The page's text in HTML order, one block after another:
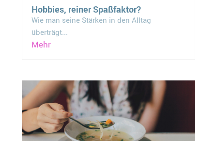
Hobbies, reiner Spaßfaktor?
Wie man seine Stärken in den Alltag
überträgt...
Mehr